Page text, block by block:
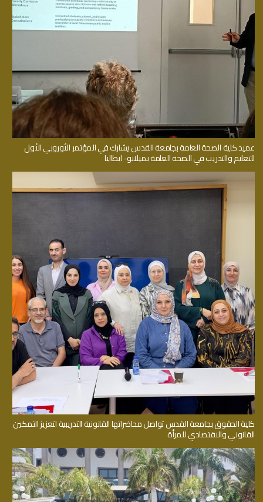
عميد كلية الصحة العامة بجامعة القدس يشارك في المؤتمر الأوروبي الأول
للتعليم والتدريب في الصحة العامة بميلانو- ايطاليا
كلية الحقوق بجامعة القدس تواصل محاضراتها القانونية التدريبية لتعزيز التمكين
القانوني والاقتصادي للمرأة